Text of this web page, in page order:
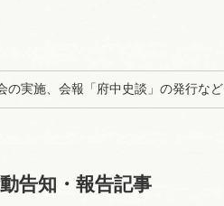
の実施、会報「府中史談」の発行など
告知・報告記事